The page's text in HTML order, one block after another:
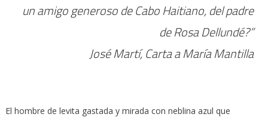
un amigo generoso de Cabo Haitiano, del padre
de Rosa Dellundé?”
José Martí, Carta a María Mantilla
El hombre de levita gastada y mirada con neblina azul que